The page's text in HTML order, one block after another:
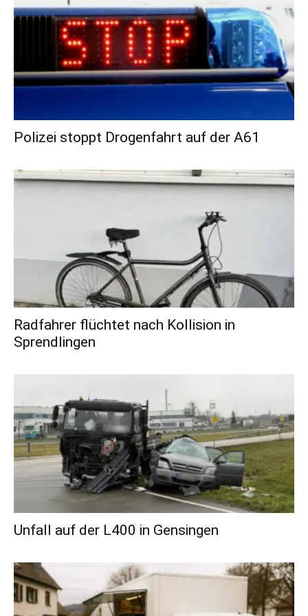
Polizei stoppt Drogenfahrt auf der A61
Radfahrer flüchtet nach Kollision in
Sprendlingen
Unfall auf der L400 in Gensingen